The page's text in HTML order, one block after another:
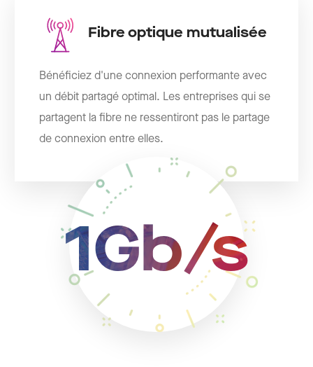
Fibre optique mutualisée
Bénéficiez d'une connexion performante avec
un débit partagé optimal. Les entreprises qui se
partagent la fibre ne ressentiront pas le partage
de connexion entre elles.
1Gb/s